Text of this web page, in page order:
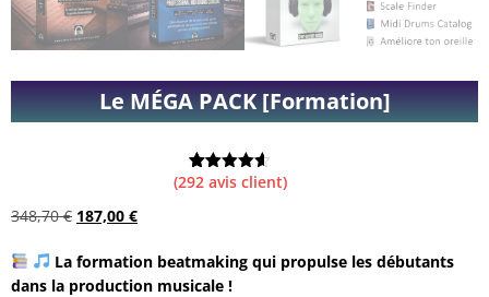
Le MÉGA PACK [Formation]
Noté4.58
291
(292 avis client)
348,70€ 187,00 €
La formation beatmaking qui propulse les débutants
dans la production musicale !